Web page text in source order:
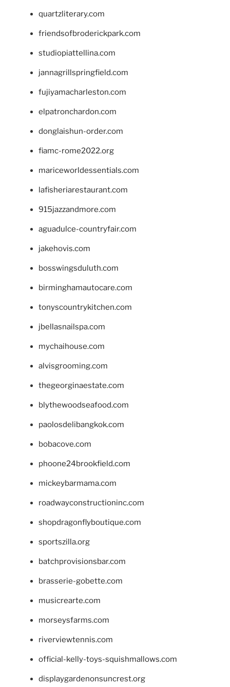
quartzliterary.com
friendsofbroderickpark.com
studiopiattellina.com
jannagrillspringfield.com
fujiyamacharleston.com
elpatronchardon.com
donglaishun-order.com
fiamc-rome2022.org
mariceworldessentials.com
lafisheriarestaurant.com
915jazzandmore.com
aguadulce-countryfair.com
jakehovis.com
bosswingsduluth.com
birminghamautocare.com
tonyscountrykitchen.com
jbellasnailspa.com
mychaihouse.com
alvisgrooming.com
thegeorginaestate.com
blythewoodseafood.com
paolosdelibangkok.com
bobacove.com
phoone24brookfield.com
mickeybarmama.com
roadwayconstructioninc.com
shopdragonflyboutique.com
sportszilla.org
batchprovisionsbar.com
brasserie-gobette.com
musicrearte.com
morseysfarms.com
riverviewtennis.com
official-kelly-toys-squishmallows.com
displaygardenonsuncrest.org